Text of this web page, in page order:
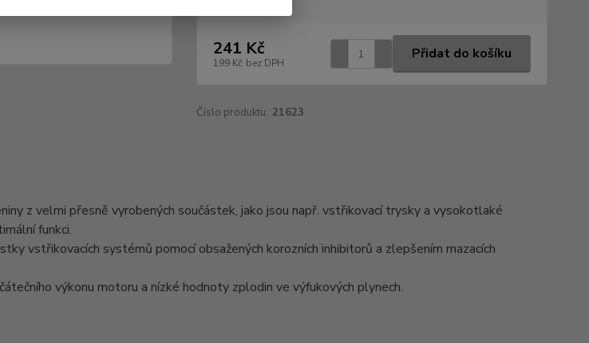
241 Kč
199 Kč bez DPH
Přidat do košíku
Číslo produktu: 21623
z velmi přesně vyrobených součástek, jako jsou např. vstřikovací trysky a vysokotlaké
funkci.
vstřikovacích systémů pomocí obsažených korozních inhibitorů a zlepšením mazacích
výkonu motoru a nízké hodnoty zplodin ve výfukových plynech.